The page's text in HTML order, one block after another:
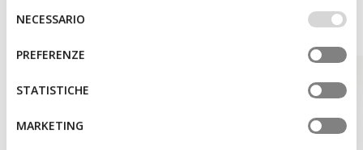
IMPOSTAZIONI potrai anche scegliere quali cookies ed
altri strumenti di tracciamento autorizzare. Per maggiori
informazioni o per modificare in qualsiasi momento le
tue impostazioni, visita la nostra
del
consenso
NECESSARIO
PREFERENZE
STATISTICHE
MARKETING